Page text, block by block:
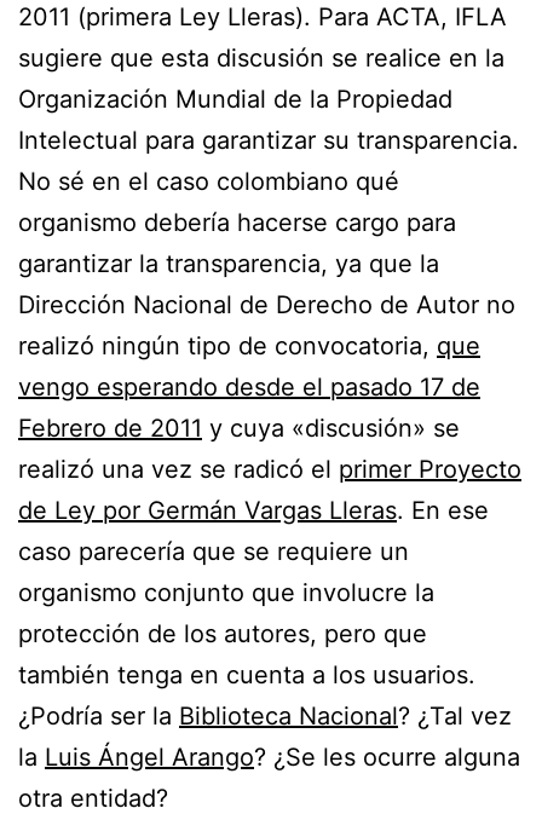
2011 (primera Ley Lleras). Para ACTA, IFLA
sugiere que esta discusión se realice en la
Organización Mundial de la Propiedad
Intelectual para garantizar su transparencia.
No sé en el caso colombiano qué
organismo debería hacerse cargo para
garantizar la transparencia, ya que la
Dirección Nacional de Derecho de Autor no
realizó ningún tipo de convocatoria, que
vengo esperando desde el pasado 17 de
Febrero de 2011 y cuya «discusión» se
realizó una vez se radicó el primer Proyecto
de Ley por Germán Vargas Lleras. En ese
caso parecería que se requiere un
organismo conjunto que involucre la
protección de los autores, pero que
también tenga en cuenta a los usuarios.
¿Podría ser la Biblioteca Nacional? ¿Tal vez
la Luis Ángel Arango? ¿Se les ocurre alguna
otra entidad?